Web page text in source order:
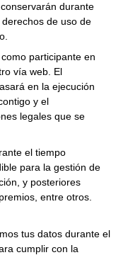
durante
de uso de
participante en
vía web. El
en la ejecución
y el
legales que se
el tiempo
para la gestión de
y posteriores
entre otros.
tus datos durante el
cumplir con la